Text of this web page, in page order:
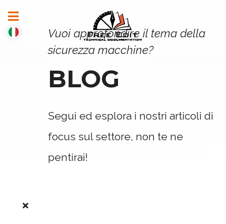
Vuoi approfondire il tema della
sicurezza macchine?
BLOG
Segui ed esplora i nostri articoli di
focus sul settore, non te ne
pentirai!